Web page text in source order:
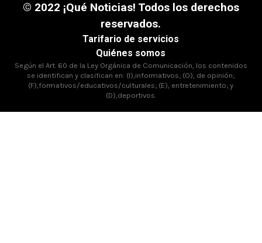
© 2022 ¡Qué Noticias! Todos los derechos
reservados.
Tarifario de servicios
Quiénes somos
Según el Art. 60 de la Ley Orgánica de Comunicación, los contenidos
se identifican y clasifican en: (I),informativos; (O), de opinión;
(F),formativos/educativos/culturales; (E), entretenimiento; y
(D),deportivos.